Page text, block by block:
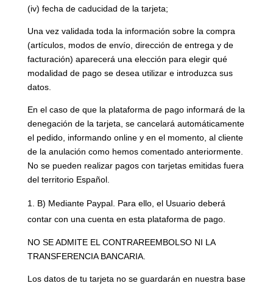
(iv) fecha de caducidad de la tarjeta;
Una vez validada toda la información sobre la compra
(artículos, modos de envío, dirección de entrega y de
facturación) aparecerá una elección para elegir qué
modalidad de pago se desea utilizar e introduzca sus
datos.
En el caso de que la plataforma de pago informará de la
denegación de la tarjeta, se cancelará automáticamente
el pedido, informando online y en el momento, al cliente
de la anulación como hemos comentado anteriormente.
No se pueden realizar pagos con tarjetas emitidas fuera
del territorio Español.
B) Mediante Paypal. Para ello, el Usuario deberá
contar con una cuenta en esta plataforma de pago.
NO SE ADMITE EL CONTRAREEMBOLSO NI LA
TRANSFERENCIA BANCARIA.
Los datos de tu tarjeta no se guardarán en nuestra base